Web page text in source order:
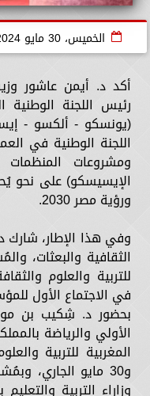
الخميس، 30 مايو 2024
أكد د. أيمن عاشور
رئيس اللجنة الوطنية
(يونسكو - ألكسو -
اللجنة الوطنية في
ومشروعات
الإيسيسكو) على نحو
ورؤية مصر 2030.
وفي هذا الإطار،
الثقافية والبعثات،
للتربية والعلوم
في الاجتماع الأول
بحضور د. شِكيب بن
الأولي والرياضة
وزاراء التربية